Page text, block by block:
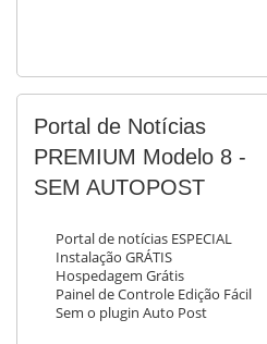
Portal de Notícias
PREMIUM Modelo 8 -
SEM AUTOPOST
Portal de notícias ESPECIAL
Instalação GRÁTIS
Hospedagem Grátis
Painel de Controle Edição Fácil
Sem o plugin Auto Post